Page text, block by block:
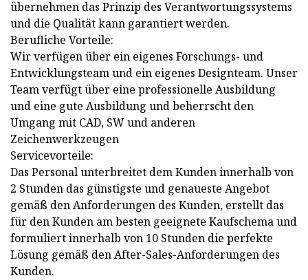
übernehmen das Prinzip des Verantwortungssystems
und die Qualität kann garantiert werden.
Berufliche Vorteile:
Wir verfügen über ein eigenes Forschungs- und
Entwicklungsteam und ein eigenes Designteam. Unser
Team verfügt über eine professionelle Ausbildung
und eine gute Ausbildung und beherrscht den
Umgang mit CAD, SW und anderen
Zeichenwerkzeugen
Servicevorteile:
Das Personal unterbreitet dem Kunden innerhalb von
2 Stunden das günstigste und genaueste Angebot
gemäß den Anforderungen des Kunden, erstellt das
für den Kunden am besten geeignete Kaufschema und
formuliert innerhalb von 10 Stunden die perfekte
Lösung gemäß den After-Sales-Anforderungen des
Kunden.